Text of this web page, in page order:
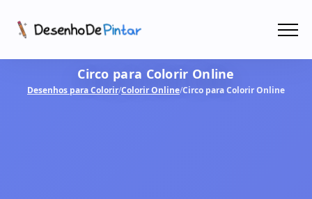
Coletâneas de Desenhos - PDF
Circo para Colorir Online
Desenhos para Colorir/Colorir Online/Circo para Colorir Online